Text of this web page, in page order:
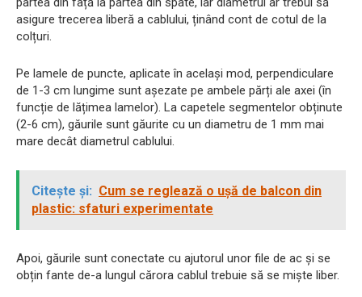
asigure trecerea liberă a cablului, ținând cont de cotul de la
colțuri.
Pe lamele de puncte, aplicate în același mod, perpendiculare
de 1-3 cm lungime sunt așezate pe ambele părți ale axei (în
funcție de lățimea lamelor). La capetele segmentelor obținute
(2-6 cm), găurile sunt găurite cu un diametru de 1 mm mai
mare decât diametrul cablului.
Citește și: Cum se reglează o ușă de balcon din
plastic: sfaturi experimentate
Apoi, găurile sunt conectate cu ajutorul unor file de ac și se
obțin fante de-a lungul cărora cablul trebuie să se miște liber.